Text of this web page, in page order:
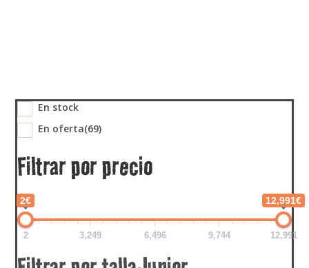
En stock
En oferta(69)
Filtrar por precio
2€ 12,991€
2 3,249 6,496 9,744 12,991